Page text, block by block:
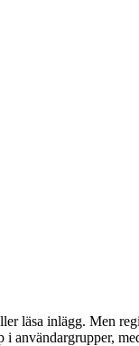
läsa inlägg. Men